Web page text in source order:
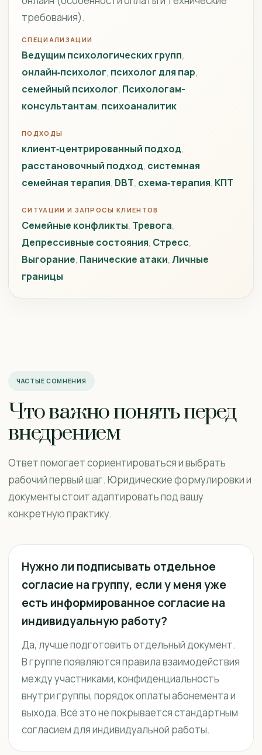
требования).
СПЕЦИАЛИЗАЦИИ
Ведущим психологических групп
онлайн‑психолог психолог для пар
семейный психолог Психологам-
консультантам психоаналитик
ПОДХОДЫ
клиент‑центрированный подход
расстановочный подход системная
семейная терапия DBT схема‑терапия КПТ
СИТУАЦИИ И ЗАПРОСЫ КЛИЕНТОВ
Семейные конфликты Тревога
Депрессивные состояния Стресс
Выгорание Панические атаки Личные
границы
ЧАСТЫЕ СОМНЕНИЯ
Что важно понять перед
внедрением
Ответ помогает сориентироваться и выбрать
рабочий первый шаг. Юридические формулировки и
документы стоит адаптировать под вашу
конкретную практику.
Нужно ли подписывать отдельное
согласие на группу, если у меня уже
есть информированное согласие на
индивидуальную работу?
Да, лучше подготовить отдельный документ.
В группе появляются правила взаимодействия
между участниками, конфиденциальность
внутри группы, порядок оплаты абонемента и
выхода. Всё это не покрывается стандартным
согласием для индивидуальной работы.